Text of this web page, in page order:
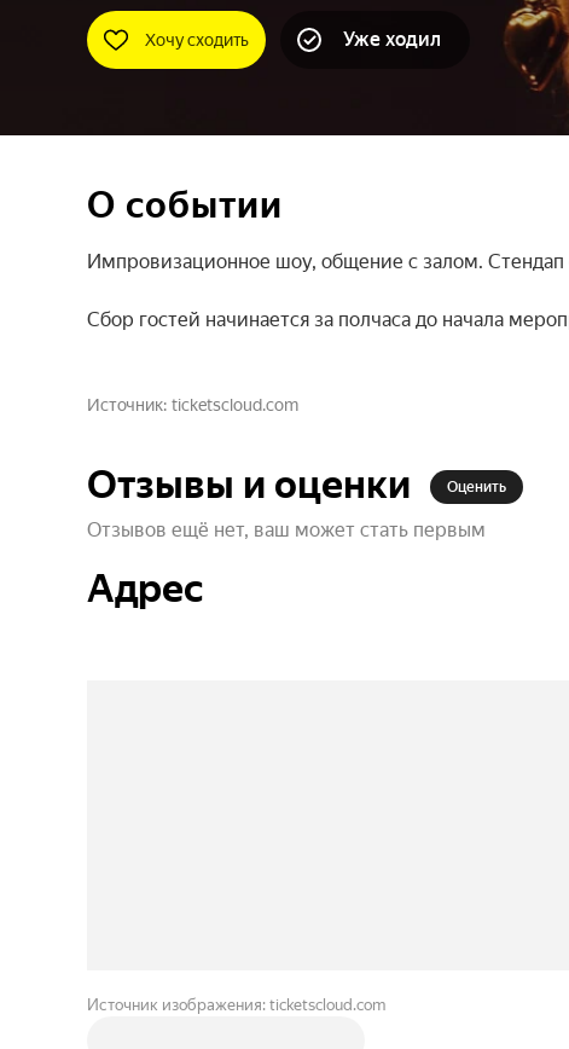
Хочу сходить Уже ходил
О событии
Импровизационное шоу, общение с залом. Стендап
Сбор гостей начинается за полчаса до начала
Источник ticketscloud.com
Отзывы и оценки Оценить
Отзывов ещё нет, ваш может стать первым
Адрес
Источник изображения: ticketscloud.com